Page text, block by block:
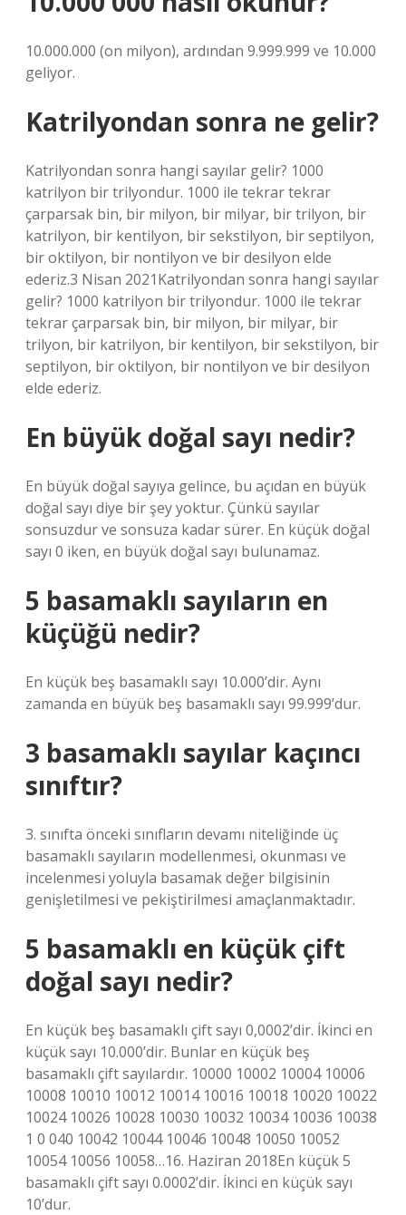
10.000.000 (on milyon), ardından 9.999.999 ve 10.000
geliyor.
Katrilyondan sonra ne gelir?
Katrilyondan sonra hangi sayılar gelir? 1000
katrilyon bir trilyondur. 1000 ile tekrar tekrar
çarparsak bin, bir milyon, bir milyar, bir trilyon, bir
katrilyon, bir kentilyon, bir sekstilyon, bir septilyon,
bir oktilyon, bir nontilyon ve bir desilyon elde
ederiz.3 Nisan 2021Katrilyondan sonra hangi sayılar
gelir? 1000 katrilyon bir trilyondur. 1000 ile tekrar
tekrar çarparsak bin, bir milyon, bir milyar, bir
trilyon, bir katrilyon, bir kentilyon, bir sekstilyon, bir
septilyon, bir oktilyon, bir nontilyon ve bir desilyon
elde ederiz.
En büyük doğal sayı nedir?
En büyük doğal sayıya gelince, bu açıdan en büyük
doğal sayı diye bir şey yoktur. Çünkü sayılar
sonsuzdur ve sonsuza kadar sürer. En küçük doğal
sayı 0 iken, en büyük doğal sayı bulunamaz.
5 basamaklı sayıların en
küçüğü nedir?
En küçük beş basamaklı sayı 10.000’dir. Aynı
zamanda en büyük beş basamaklı sayı 99.999’dur.
3 basamaklı sayılar kaçıncı
sınıftır?
3. sınıfta önceki sınıfların devamı niteliğinde üç
basamaklı sayıların modellenmesi, okunması ve
incelenmesi yoluyla basamak değer bilgisinin
genişletilmesi ve pekiştirilmesi amaçlanmaktadır.
5 basamaklı en küçük çift
doğal sayı nedir?
En küçük beş basamaklı çift sayı 0,0002’dir. İkinci en
küçük sayı 10.000’dir. Bunlar en küçük beş
basamaklı çift sayılardır. 10000 10002 10004 10006
10008 10010 10012 10014 10016 10018 10020 10022
10024 10026 10028 10030 10032 10034 10036 10038
1 0 040 10042 10044 10046 10048 10050 10052
10054 10056 10058…16. Haziran 2018En küçük 5
basamaklı çift sayı 0.0002’dir. İkinci en küçük sayı
10’dur.